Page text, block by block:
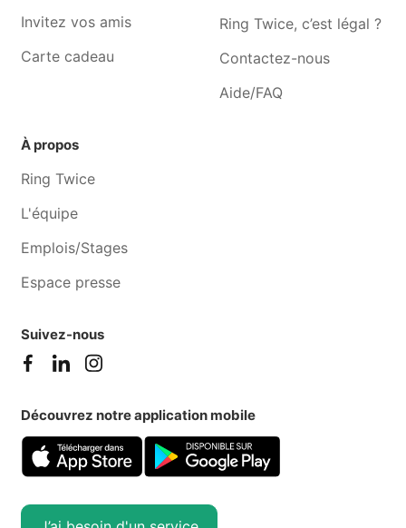
Femme de ménage Bousval
Femme de ménage Souvret
Chapelle-lez-herlaimont
Forchies-la-marche
Invitez vos amis
Carte cadeau
Ring Twice, c’est légal ?
Contactez-nous
Aide/FAQ
À propos
Ring Twice
L'équipe
Emplois/Stages
Espace presse
Suivez-nous
Découvrez notre application mobile